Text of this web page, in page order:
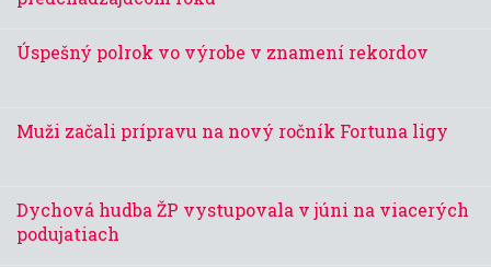
Úspešný polrok vo výrobe v znamení rekordov
Muži začali prípravu na nový ročník Fortuna ligy
Dychová hudba ŽP vystupovala v júni na viacerých
podujatiach